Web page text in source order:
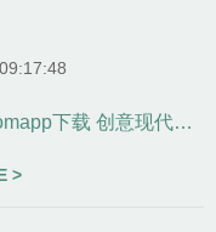
www.hth.comapp下载 创意现代农业园林景观设计-
>